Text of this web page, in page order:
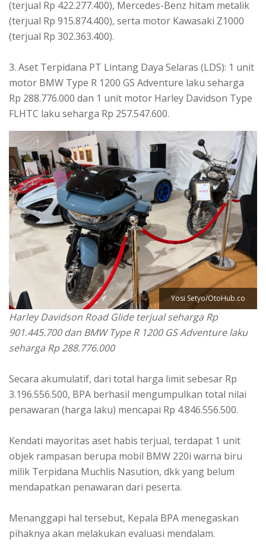
(terjual Rp 422.277.400), Mercedes-Benz hitam metalik
(terjual Rp 915.874.400), serta motor Kawasaki Z1000
(terjual Rp 302.363.400).
3. Aset Terpidana PT Lintang Daya Selaras (LDS): 1 unit
motor BMW Type R 1200 GS Adventure laku seharga
Rp 288.776.000 dan 1 unit motor Harley Davidson Type
FLHTC laku seharga Rp 257.547.600.
Yosi Setyo/OtoHub.co
Harley Davidson Road Glide terjual seharga Rp
901.445.700 dan BMW Type R 1200 GS Adventure laku
seharga Rp 288.776.000
Secara akumulatif, dari total harga limit sebesar Rp
3.196.556.500, BPA berhasil mengumpulkan total nilai
penawaran (harga laku) mencapai Rp 4.846.556.500.
Kendati mayoritas aset habis terjual, terdapat 1 unit
objek rampasan berupa mobil BMW 220i warna biru
milik Terpidana Muchlis Nasution, dkk yang belum
mendapatkan penawaran dari peserta.
Menanggapi hal tersebut, Kepala BPA menegaskan
pihaknya akan melakukan evaluasi mendalam.